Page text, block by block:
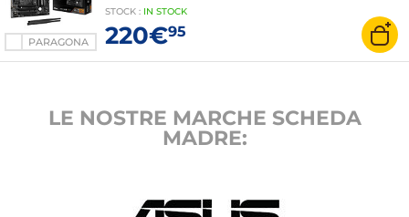
PARAGONA
WiFi7/Bluetooth 5.4
STOCK : IN STOCK
220€95
LE NOSTRE MARCHE SCHEDA
MADRE: